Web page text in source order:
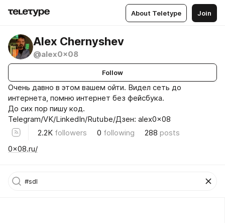
About Teletype Join
Alex Chernyshev
@alex0x08
Follow
Очень давно в этом вашем ойти. Видел сеть до
интернета, помню интернет без фейсбука.
До сих пор пишу код.
Telegram/VK/LinkedIn/Rutube/Дзен: alex0x08
2.2K followers 0 following 288 posts
0x08.ru/